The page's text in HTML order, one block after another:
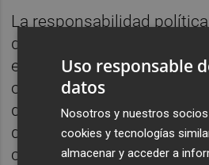
La responsabilidad
de lo ocurrido no puede
exclusivamente a la
objeto de investigación. El
departamento deObras y
difícilmente puede
como si nada hubiera
Uso responsable
datos
Nosotros y nuestros
cookies y tecnologías
almacenar y acceder a